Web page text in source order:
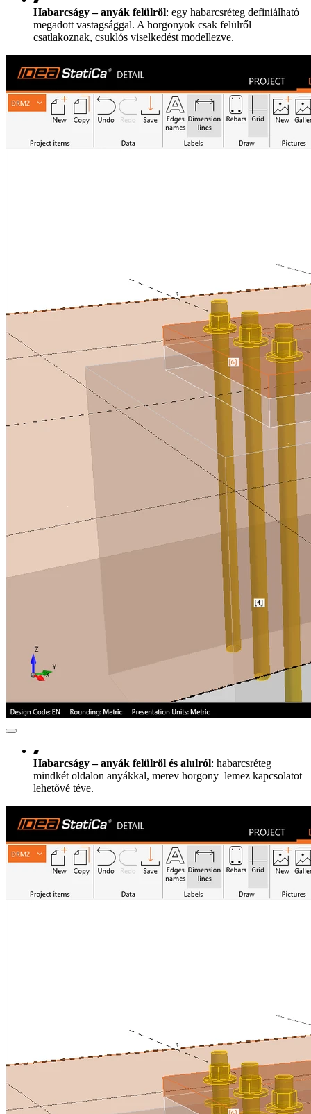
Habarcságy – anyák felülről: egy habarcsréteg definiálható
megadott vastagsággal. A horgonyok csak felülről
csatlakoznak, csuklós viselkedést modellezve.
Habarcságy – anyák felülről és alulról: habarcsréteg
mindkét oldalon anyákkal, merev horgony–lemez kapcsolatot
lehetővé téve.